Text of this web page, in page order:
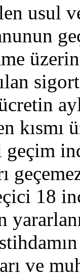
usul
geçim
18
ve